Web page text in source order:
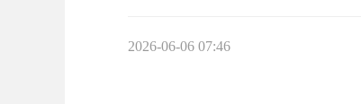
2026-06-06 07:46